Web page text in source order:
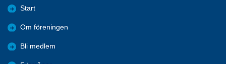
Start
Om föreningen
Bli medlem